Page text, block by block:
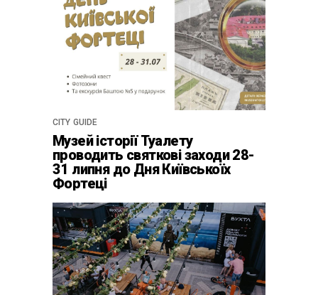
CITY GUIDE
Музей історії Туалету
проводить святкові заходи 28-
31 липня до Дня Київськоїх
Фортеці